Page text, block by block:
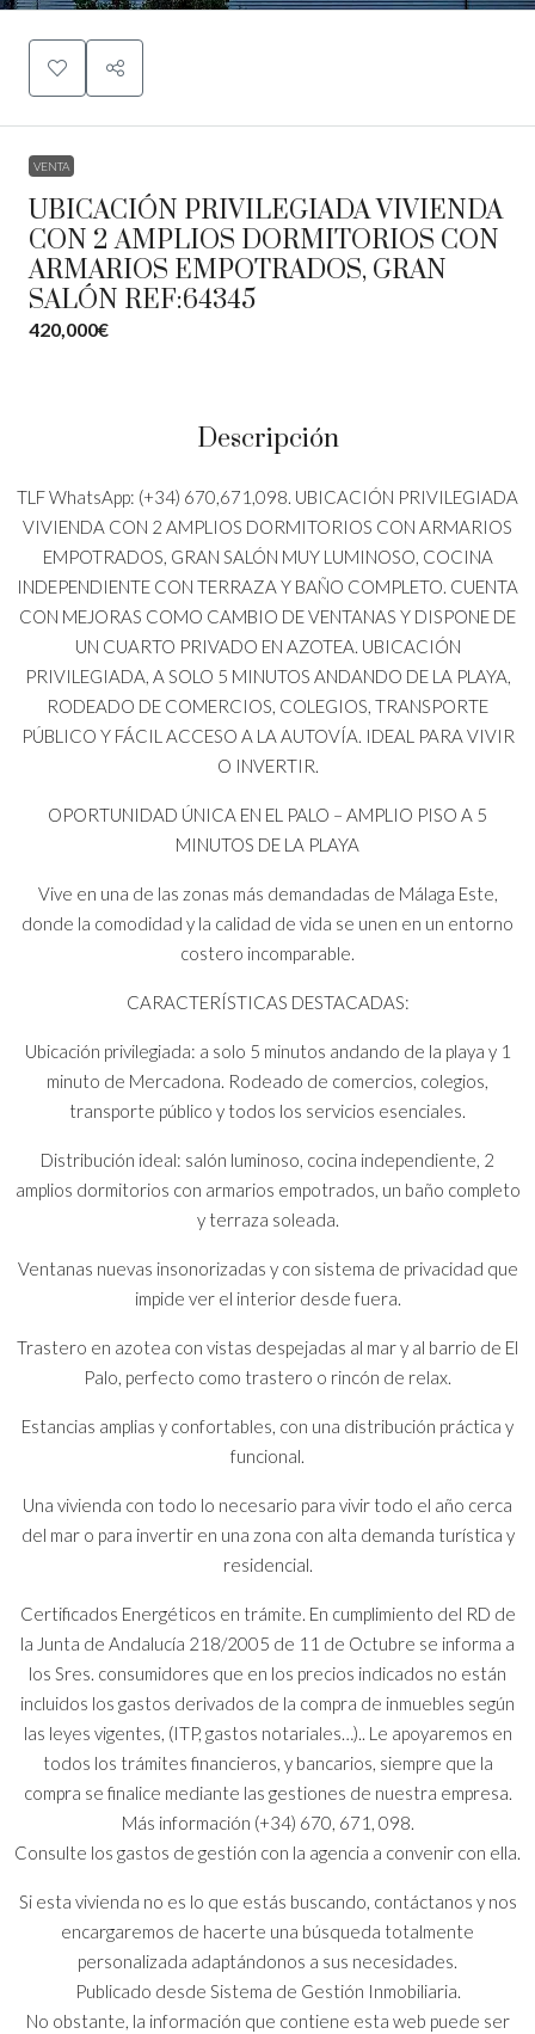
VENTA
UBICACIÓN PRIVILEGIADA VIVIENDA
CON 2 AMPLIOS DORMITORIOS CON
ARMARIOS EMPOTRADOS, GRAN
SALÓN REF:64345
420,000€
Descripción
TLF WhatsApp: (+34) 670,671,098. UBICACIÓN PRIVILEGIADA
VIVIENDA CON 2 AMPLIOS DORMITORIOS CON ARMARIOS
EMPOTRADOS, GRAN SALÓN MUY LUMINOSO, COCINA
INDEPENDIENTE CON TERRAZA Y BAÑO COMPLETO. CUENTA
CON MEJORAS COMO CAMBIO DE VENTANAS Y DISPONE DE
UN CUARTO PRIVADO EN AZOTEA. UBICACIÓN
PRIVILEGIADA, A SOLO 5 MINUTOS ANDANDO DE LA PLAYA,
RODEADO DE COMERCIOS, COLEGIOS, TRANSPORTE
PÚBLICO Y FÁCIL ACCESO A LA AUTOVÍA. IDEAL PARA VIVIR
O INVERTIR.
OPORTUNIDAD ÚNICA EN EL PALO – AMPLIO PISO A 5
MINUTOS DE LA PLAYA
Vive en una de las zonas más demandadas de Málaga Este,
donde la comodidad y la calidad de vida se unen en un entorno
costero incomparable.
CARACTERÍSTICAS DESTACADAS:
Ubicación privilegiada: a solo 5 minutos andando de la playa y 1
minuto de Mercadona. Rodeado de comercios, colegios,
transporte público y todos los servicios esenciales.
Distribución ideal: salón luminoso, cocina independiente, 2
amplios dormitorios con armarios empotrados, un baño completo
y terraza soleada.
Ventanas nuevas insonorizadas y con sistema de privacidad que
impide ver el interior desde fuera.
Trastero en azotea con vistas despejadas al mar y al barrio de El
Palo, perfecto como trastero o rincón de relax.
Estancias amplias y confortables, con una distribución práctica y
funcional.
Una vivienda con todo lo necesario para vivir todo el año cerca
del mar o para invertir en una zona con alta demanda turística y
residencial.
Certificados Energéticos en trámite. En cumplimiento del RD de
la Junta de Andalucía 218/2005 de 11 de Octubre se informa a
los Sres. consumidores que en los precios indicados no están
incluidos los gastos derivados de la compra de inmuebles según
las leyes vigentes, (ITP, gastos notariales…).. Le apoyaremos en
todos los trámites financieros, y bancarios, siempre que la
compra se finalice mediante las gestiones de nuestra empresa.
Más información (+34) 670, 671, 098.
Consulte los gastos de gestión con la agencia a convenir con ella.
Si esta vivienda no es lo que estás buscando, contáctanos y nos
encargaremos de hacerte una búsqueda totalmente
personalizada adaptándonos a sus necesidades.
Publicado desde Sistema de Gestión Inmobiliaria.
No obstante, la información que contiene esta web puede ser